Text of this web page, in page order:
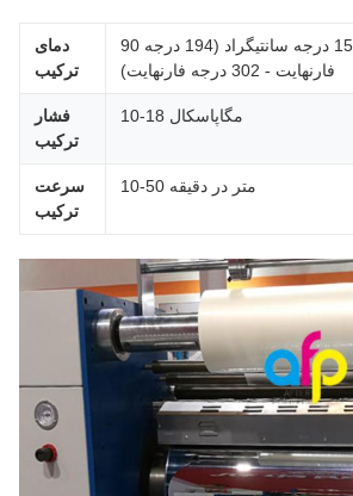
دمای
ترکیب
90 درجه سانتیگراد - 150 درجه سانتیگراد (194 درجه
فارنهایت - 302 درجه فارنهایت)
فشار
ترکیب
10-18 مگاپاسکال
سرعت
ترکیب
10-50 متر در دقیقه